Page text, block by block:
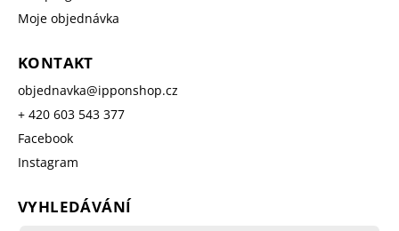
Moje objednávka
KONTAKT
objednavka@ipponshop.cz
+ 420 603 543 377
Facebook
Instagram
VYHLEDÁVÁNÍ